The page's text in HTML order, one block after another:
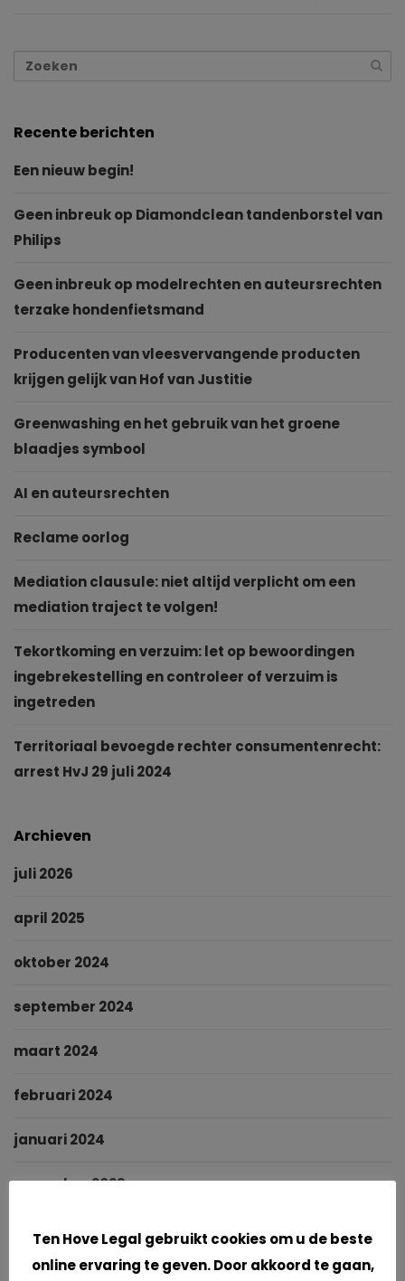
Recente berichten
Een nieuw begin!
Geen inbreuk op Diamondclean tandenborstel van
Philips
Geen inbreuk op modelrechten en auteursrechten
terzake hondenfietsmand
Producenten van vleesvervangende producten
krijgen gelijk van Hof van Justitie
Greenwashing en het gebruik van het groene
blaadjes symbool
AI en auteursrechten
Reclame oorlog
Mediation clausule: niet altijd verplicht om een
mediation traject te volgen!
Tekortkoming en verzuim: let op bewoordingen
ingebrekestelling en controleer of verzuim is
ingetreden
Territoriaal bevoegde rechter consumentenrecht:
arrest HvJ 29 juli 2024
Archieven
juli 2026
april 2025
oktober 2024
september 2024
maart 2024
februari 2024
januari 2024
november 2023
juni 2023
Ten Hove Legal gebruikt cookies om u de beste
online ervaring te geven. Door akkoord te gaan,